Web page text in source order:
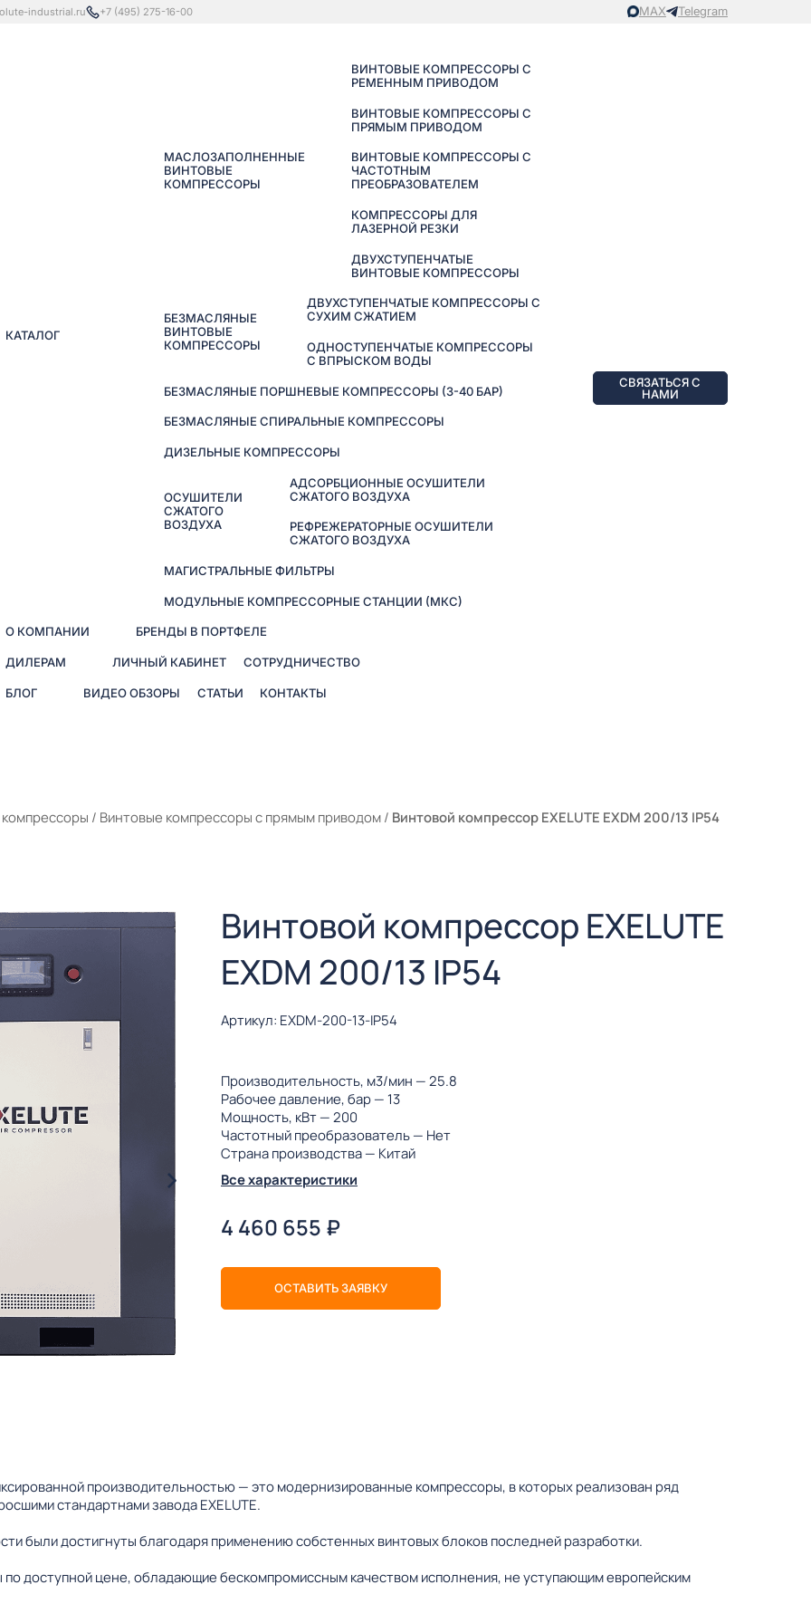
industrial.ru +7 (495) 275-16-00 MAX Telegram
КАТАЛОГ
МАСЛОЗАПОЛНЕННЫЕ
ВИНТОВЫЕ
КОМПРЕССОРЫ
ВИНТОВЫЕ КОМПРЕССОРЫ С
РЕМЕННЫМ ПРИВОДОМ
ВИНТОВЫЕ КОМПРЕССОРЫ С
ПРЯМЫМ ПРИВОДОМ
ВИНТОВЫЕ КОМПРЕССОРЫ С
ЧАСТОТНЫМ
ПРЕОБРАЗОВАТЕЛЕМ
КОМПРЕССОРЫ ДЛЯ
ЛАЗЕРНОЙ РЕЗКИ
ДВУХСТУПЕНЧАТЫЕ
ВИНТОВЫЕ КОМПРЕССОРЫ
БЕЗМАСЛЯНЫЕ
ВИНТОВЫЕ
КОМПРЕССОРЫ
ДВУХСТУПЕНЧАТЫЕ КОМПРЕССОРЫ С
СУХИМ СЖАТИЕМ
ОДНОСТУПЕНЧАТЫЕ КОМПРЕССОРЫ
С ВПРЫСКОМ ВОДЫ
БЕЗМАСЛЯНЫЕ ПОРШНЕВЫЕ КОМПРЕССОРЫ (3-40 БАР)
БЕЗМАСЛЯНЫЕ СПИРАЛЬНЫЕ КОМПРЕССОРЫ
ДИЗЕЛЬНЫЕ КОМПРЕССОРЫ
ОСУШИТЕЛИ
СЖАТОГО
ВОЗДУХА
АДСОРБЦИОННЫЕ ОСУШИТЕЛИ
СЖАТОГО ВОЗДУХА
РЕФРЕЖЕРАТОРНЫЕ ОСУШИТЕЛИ
СЖАТОГО ВОЗДУХА
МАГИСТРАЛЬНЫЕ ФИЛЬТРЫ
МОДУЛЬНЫЕ КОМПРЕССОРНЫЕ СТАНЦИИ (МКС)
О КОМПАНИИ БРЕНДЫ В ПОРТФЕЛЕ
ДИЛЕРАМ ЛИЧНЫЙ КАБИНЕТ СОТРУДНИЧЕСТВО
БЛОГ ВИДЕО ОБЗОРЫ СТАТЬИ КОНТАКТЫ
СВЯЗАТЬСЯ С
НАМИ
/ Винтовые компрессоры с прямым приводом / Винтовой компрессор EXELUTE EXDM 200/13 IP54
Винтовой компрессор EXELUTE
EXDM 200/13 IP54
Артикул: EXDM-200-13-IP54
Производительность, м3/мин — 25.8
Рабочее давление, бар — 13
Мощность, кВт — 200
Частотный преобразователь — Нет
Страна производства — Китай
Все характеристики
4 460 655 ₽
ОСТАВИТЬ ЗАЯВКУ
производительностью — это модернизированные компрессоры, в которых реализован ряд
стандартнами завода EXELUTE.
были достигнуты благодаря применению собстенных винтовых блоков последней разработки.
доступной цене, обладающие бескомпромиссным качеством исполнения, не уступающим европейским